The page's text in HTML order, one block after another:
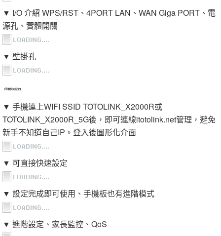
▼ I/O 介紹 WPS/RST、4PORT LAN、WAN Giga PORT、電
源孔、實體開關
▼ 壁掛孔
【手機快速設定】
▼ 手機連上WIFI SSID TOTOLINK_X2000R或
TOTOLINK_X2000R_5G後，即可連線itotolink.net管理，避免
新手不知道自己IP。登入後圖形化介面
▼ 可直接快速設定
▼ 設定完成即可使用、手機板也有進階模式
▼ 進階設定、家長監控、QoS